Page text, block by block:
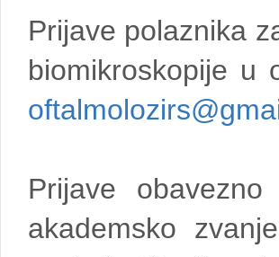
Prijave polaznika
biomikroskopije u
Prijave
akademsko